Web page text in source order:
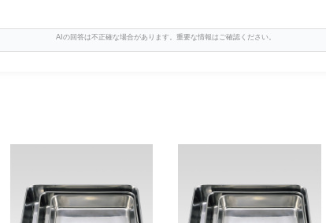
AIの回答は不正確な場合があります。重要な情報はご確認ください。